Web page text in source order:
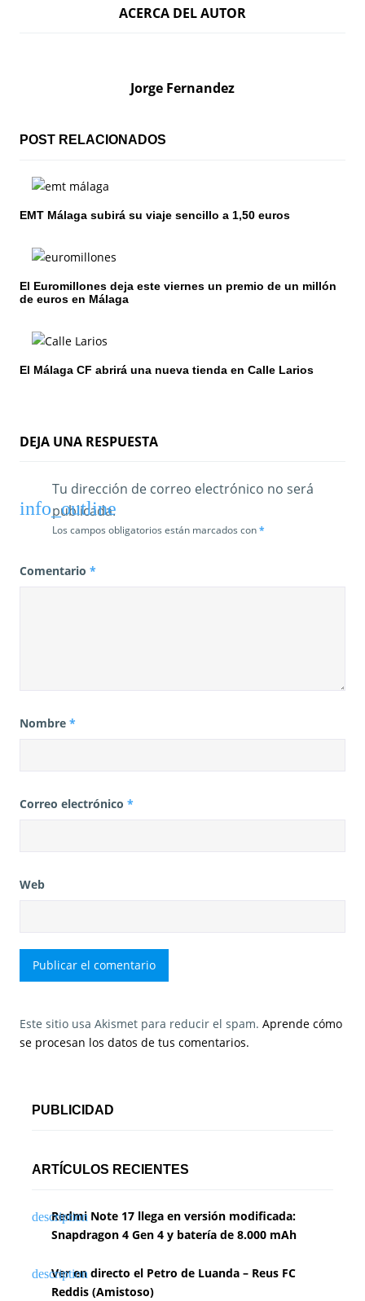
c
ó
d
e
e
n
a
a
ACERCA DEL AUTOR
Jorge Fernandez
POST RELACIONADOS
EMT Málaga subirá su viaje sencillo a 1,50 euros
El Euromillones deja este viernes un premio de un millón
de euros en Málaga
El Málaga CF abrirá una nueva tienda en Calle Larios
DEJA UNA RESPUESTA
Tu dirección de correo electrónico no será
publicada.
Los campos obligatorios están marcados con*
Comentario *
Nombre *
Correo electrónico *
Web
Este sitio usa Akismet para reducir el spam. Aprende cómo
se procesan los datos de tus comentarios.
PUBLICIDAD
ARTÍCULOS RECIENTES
Redmi Note 17 llega en versión modificada:
Snapdragon 4 Gen 4 y batería de 8.000 mAh
Ver en directo el Petro de Luanda – Reus FC
Reddis (Amistoso)